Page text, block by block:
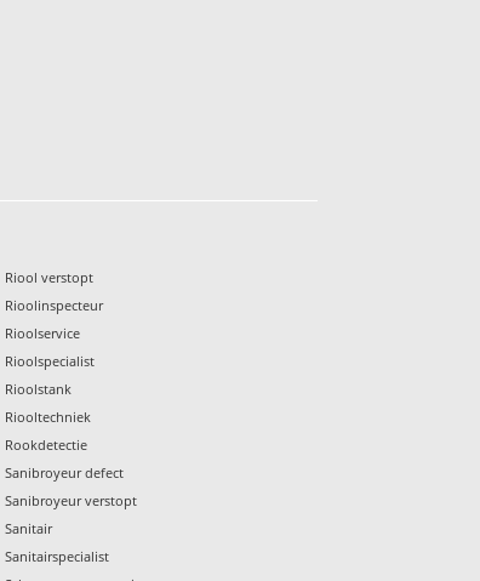
Riool verstopt
Rioolinspecteur
Rioolservice
Rioolspecialist
Rioolstank
Riooltechniek
Rookdetectie
Sanibroyeur defect
Sanibroyeur verstopt
Sanitair
Sanitairspecialist